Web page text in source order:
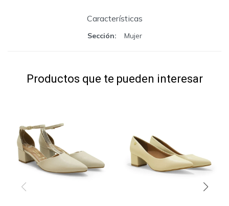
Características
Sección Mujer
Productos que te pueden interesar